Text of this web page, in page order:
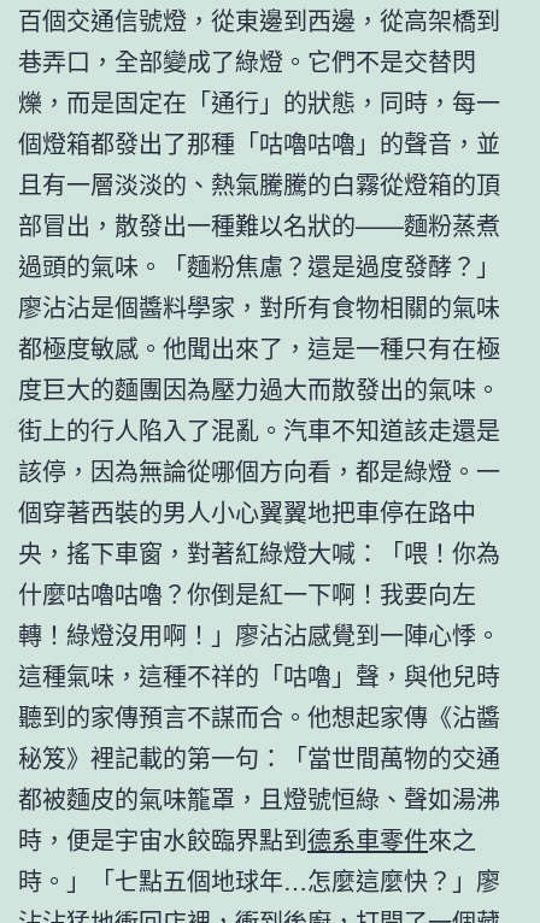
百個交通信號燈，從東邊到西邊，從高架橋到
巷弄口，全部變成了綠燈。它們不是交替閃
爍，而是固定在「通行」的狀態，同時，每一
個燈箱都發出了那種「咕嚕咕嚕」的聲音，並
且有一層淡淡的、熱氣騰騰的白霧從燈箱的頂
部冒出，散發出一種難以名狀的——麵粉蒸煮
過頭的氣味。「麵粉焦慮？還是過度發酵？」
廖沾沾是個醬料學家，對所有食物相關的氣味
都極度敏感。他聞出來了，這是一種只有在極
度巨大的麵團因為壓力過大而散發出的氣味。
街上的行人陷入了混亂。汽車不知道該走還是
該停，因為無論從哪個方向看，都是綠燈。一
個穿著西裝的男人小心翼翼地把車停在路中
央，搖下車窗，對著紅綠燈大喊：「喂！你為
什麼咕嚕咕嚕？你倒是紅一下啊！我要向左
轉！綠燈沒用啊！」廖沾沾感覺到一陣心悸。
這種氣味，這種不祥的「咕嚕」聲，與他兒時
聽到的家傳預言不謀而合。他想起家傳《沾醬
秘笈》裡記載的第一句：「當世間萬物的交通
都被麵皮的氣味籠罩，且燈號恒綠、聲如湯沸
時，便是宇宙水餃臨界點到德系車零件來之
時。」「七點五個地球年…怎麼這麼快？」廖